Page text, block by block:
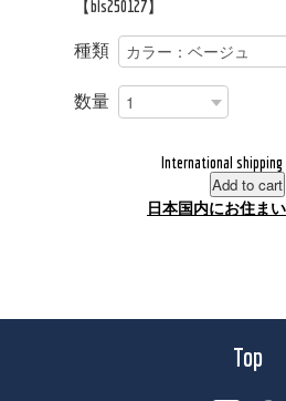
【bls250127】
種類
数量
International shipping
Add to cart
日本国内にお住ま
Top